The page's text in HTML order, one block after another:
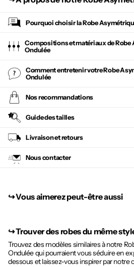
Pourquoi choisir laRobe
Compositions et matériaux de Robe
Ondulée
Comment entretenir votreRobe
Ondulée
Nos recommandations
Guide des tailles
Livraison et retours
Nous contacter
↪︎ Vous aimerez peut-être aussi
↪︎Trouver des robes du même
Trouvez des modèles similaires à notre
Ondulée qui pourraient vous séduire en
dessous et laissez-vous inspirer par notre